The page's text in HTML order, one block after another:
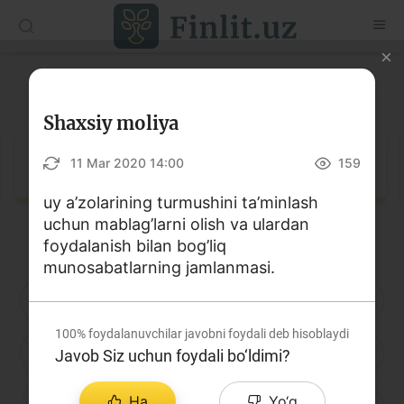
Рус
Maqolalar
O‘quv qo‘llanmalar
Lug‘at
Moliyaviy savodxonlik bo‘yicha kitoblar
Video
Loyihalar
Interaktiv xizmatlar
Fotogalereya
Lug‘at
A B D E F G H
J K L M
Shaxsiy moliya
11 Mar 2020 14:00 159
uy a’zolarining turmushini ta’minlash
uchun mablag’larni olish va ulardan
foydalanish bilan bog’liq
munosabatlarning jamlanmasi.
100%foydalanuvchilar javobni foydali deb hisoblaydi
Javob Siz uchun foydali bo‘ldimi?